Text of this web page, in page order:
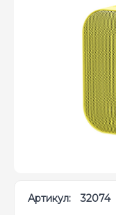
Артикул: 32074